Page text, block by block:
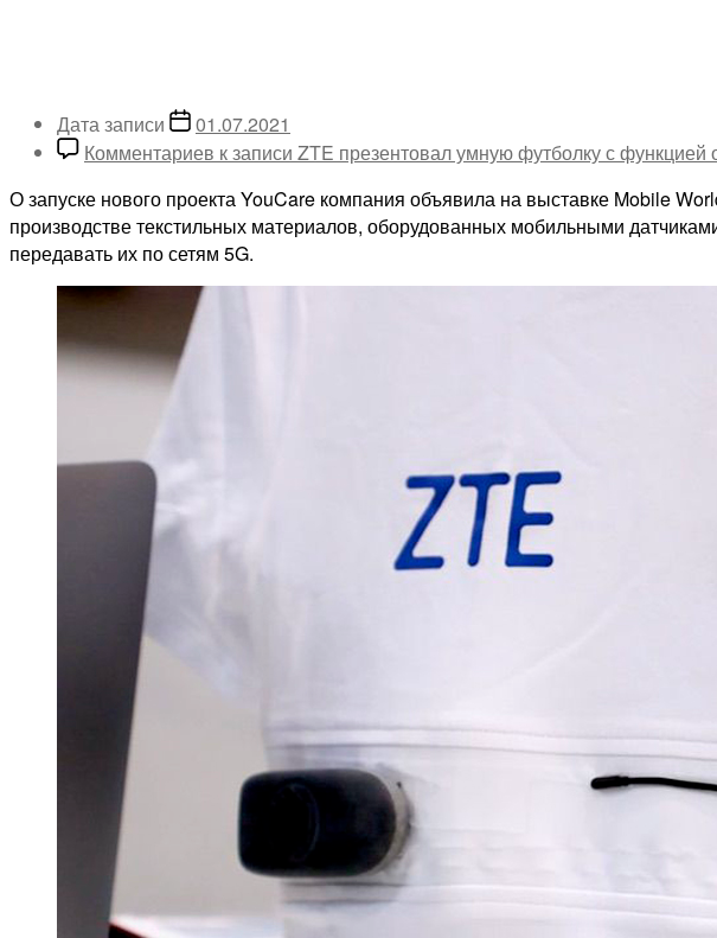
Дата записи
01.07.2021
Комментариев к записи ZTE презентовал умную футболку с
О запуске нового проекта YouCare компания объявила на выставке Mobile
производстве текстильных материалов, оборудованных мобильными
передавать их по сетям 5G.